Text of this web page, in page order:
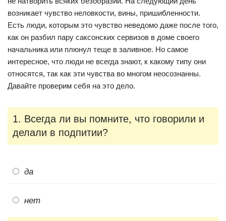
возникает чувство неловкости, вины, пришибленности.
Есть люди, которым это чувство неведомо даже после того,
как он разбил пару саксонских сервизов в доме своего
начальника или плюнул теще в заливное. Но самое
интересное, что люди не всегда знают, к какому типу они
относятся, так как эти чувства во многом неосознанны.
Давайте проверим себя на это дело.
1. Всегда ли вы помните, что говорили и
делали в подпитии?
да
нет